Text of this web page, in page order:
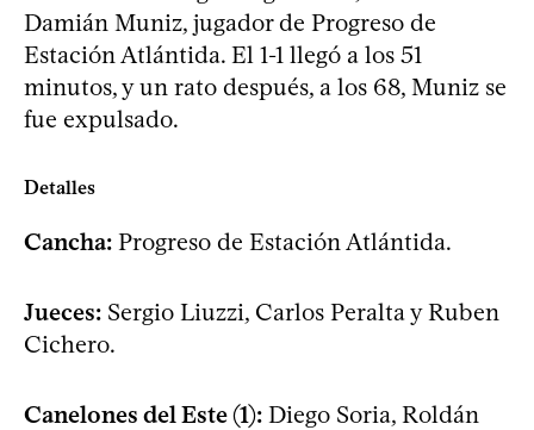
Damián Muniz, jugador de Progreso de
Estación Atlántida. El 1-1 llegó a los 51
minutos, y un rato después, a los 68, Muniz se
fue expulsado.
Detalles
Cancha: Progreso de Estación Atlántida.
Jueces: Sergio Liuzzi, Carlos Peralta y Ruben
Cichero.
Canelones del Este (1): Diego Soria, Roldán